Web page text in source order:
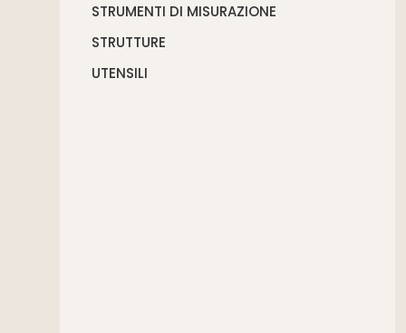
STRUMENTI DI MISURAZIONE
STRUTTURE
UTENSILI